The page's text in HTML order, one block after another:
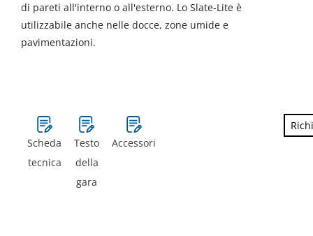
di pareti all'interno o all'esterno. Lo Slate-Lite è
utilizzabile anche nelle docce, zone umide e
pavimentazioni.
Scheda
tecnica
Testo
della
gara
Accessori